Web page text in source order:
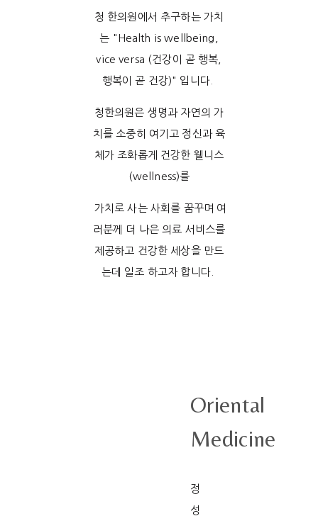
청 한의원에서 추구하는 가치
는 "Health is wellbeing,
vice versa (건강이 곧 행복,
행복이 곧 건강)" 입니다.
청한의원은 생명과 자연의 가
치를 소중히 여기고 정신과 육
체가 조화롭게 건강한 웰니스
(wellness)를
가치로 사는 사회를 꿈꾸며 여
러분께 더 나은 의료 서비스를
제공하고 건강한 세상을 만드
는데 일조 하고자 합니다.
Oriental
Medicine
정
성